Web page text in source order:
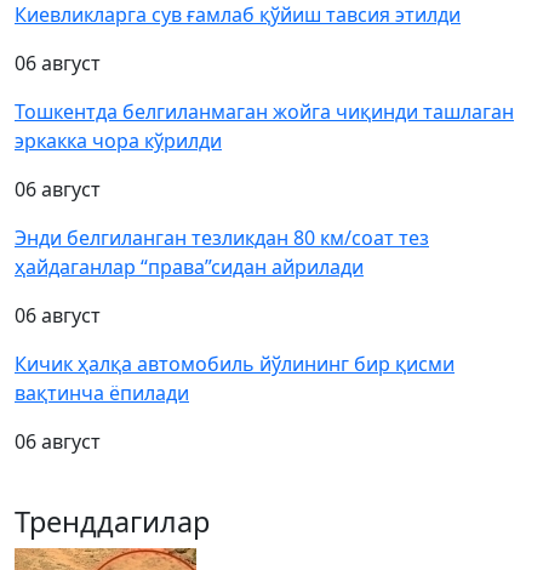
Киевликларга сув ғамлаб қўйиш тавсия этилди
06 август
Тошкентда белгиланмаган жойга чиқинди ташлаган
эркакка чора кўрилди
06 август
Энди белгиланган тезликдан 80 км/соат тез
ҳайдаганлар “права”сидан айрилади
06 август
Кичик ҳалқа автомобиль йўлининг бир қисми
вақтинча ёпилади
06 август
Тренддагилар